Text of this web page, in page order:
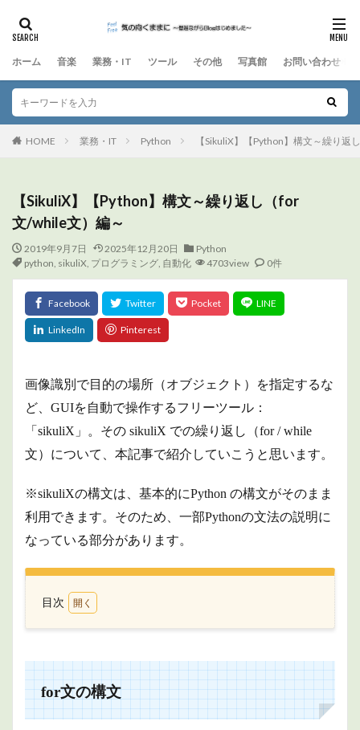
ホーム 音楽 業務・IT ツール その他 写真館 お問い合わせ
HOME 業務・IT Python 【SikuliX】【Python】構文～繰り返
【SikuliX】【Python】構文～繰り返し（for
文/while文）編～
2019年9月7日 2025年12月20日
Python
python, sikuliX, プログラミング, 自動化 4703view 0件
画像識別で目的の場所（オブジェクト）を指定するな
ど、GUIを自動で操作するフリーツール：
「sikuliX」。 その sikuliX での繰り返し（for / while
文）について、本記事で紹介していこうと思います。
※sikuliXの構文は、基本的にPython の構文がそのまま
利用できます。そのため、一部Pythonの文法の説明に
なっている部分があります。
目次
構文
1.1
基本
形
for文の構文